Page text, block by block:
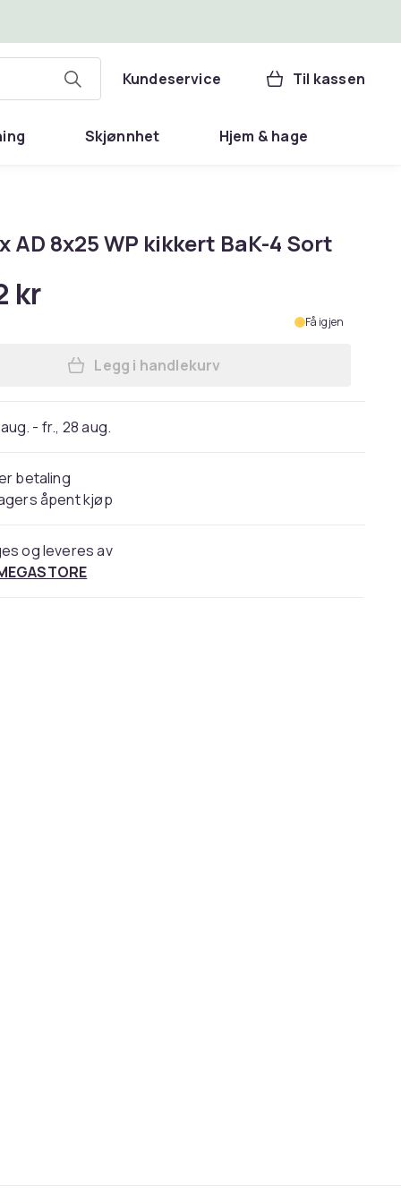
Kundeservice Til kassen
Skjønnhet Hjem & hage
AD 8x25 WP kikkert BaK-4 Sort
kr
Få igjen
Legg Pentax AD 8x25 WP kikkert
Legg i handlekurv
- fr., 28 aug.
betaling
åpent kjøp
og leveres av